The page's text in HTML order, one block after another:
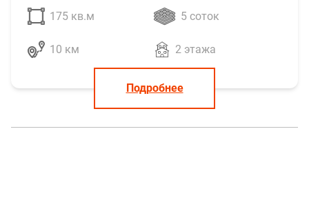
175 кв.м 5 соток
10 км 2 этажа
Подробнее